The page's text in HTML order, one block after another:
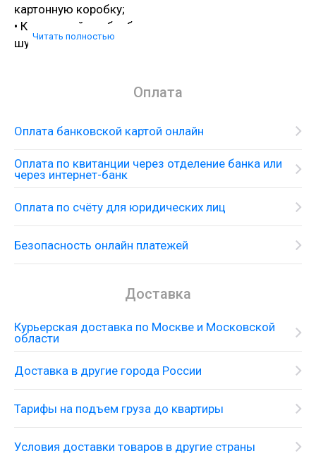
картонную коробку;
• Корпус мойки обработан специальным
шумоподавляющим составом;
Читать полностью
Оплата
Оплата банковской картой онлайн
Оплата по квитанции через отделение банка или
через интернет-банк
Оплата по счёту для юридических лиц
Безопасность онлайн платежей
Доставка
Курьерская доставка по Москве и Московской
области
Доставка в другие города России
Тарифы на подъем груза до квартиры
Условия доставки товаров в другие страны